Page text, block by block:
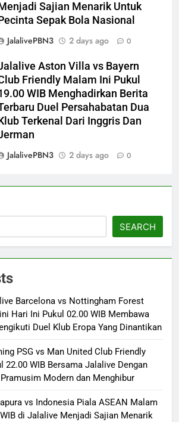
Menjadi Sajian Menarik Untuk
Pecinta Sepak Bola Nasional
JalalivePBN3
2 days ago 0
Aston Villa vs Bayern
Friendly Malam Ini Pukul
WIB Menghadirkan Berita
Duel Persahabatan Dua
Klub Terkenal Dari Inggris Dan
JalalivePBN3
2 days ago 0
SEARCH
Barcelona vs Nottingham Forest
Hari Ini Pukul 02.00 WIB Membawa
Duel Klub Eropa Yang Dinantikan
PSG vs Man United Club Friendly
22.00 WIB Bersama Jalalive Dengan
Modern dan Menghibur
vs Indonesia Piala ASEAN Malam
di Jalalive Menjadi Sajian Menarik